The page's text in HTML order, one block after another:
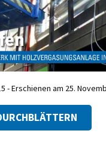
- Erschienen am 25.